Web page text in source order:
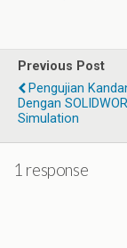
Previous Post
Pengujian
Dengan
Simulation
1 response